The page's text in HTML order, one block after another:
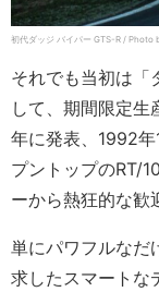
初代ダッジ バイパー GTS-R / Photo
それでも当初は「
して、期間限定生
年に発表、1992
プントップのRT/
ーから熱狂的な歓
単にパワフルなだ
求したスマートな